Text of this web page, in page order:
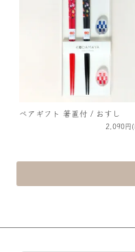
ペアギフト 箸置付 / おすし
2,090円(